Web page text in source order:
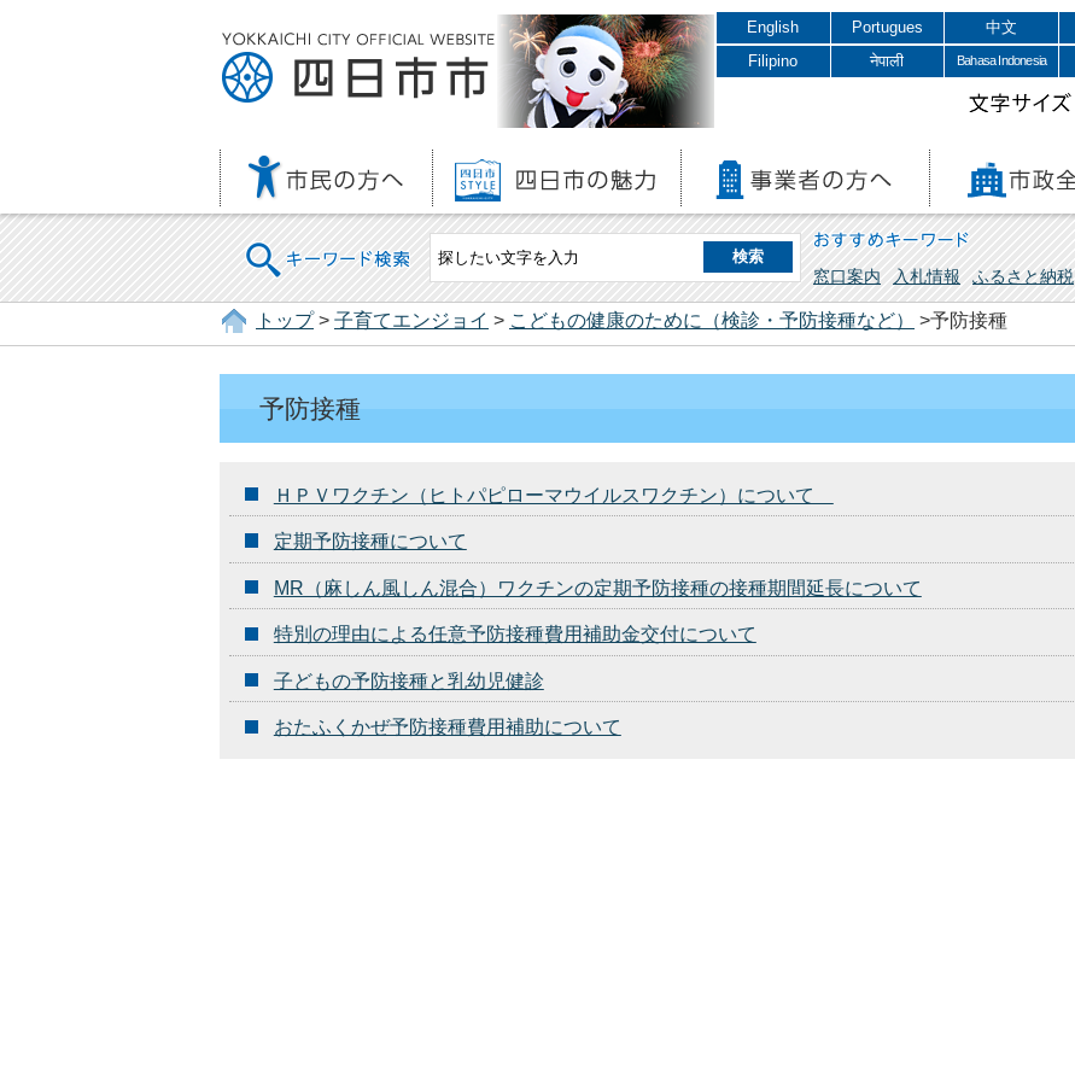
English Portugues 中文
Filipino
नेपाली Bahasa Indonesia
文字サイズ
キーワード検索 おすすめキーワード
窓口案内 入札情報 ふるさと納税
トップ> 子育てエンジョイ > こどもの健康のために（検診・予防接種など） >予防接種
予防接種
ＨＰＶワクチン（ヒトパピローマウイルスワクチン）について
定期予防接種について
MR（麻しん風しん混合）ワクチンの定期予防接種の接種期間延長について
特別の理由による任意予防接種費用補助金交付について
子どもの予防接種と乳幼児健診
おたふくかぜ予防接種費用補助について